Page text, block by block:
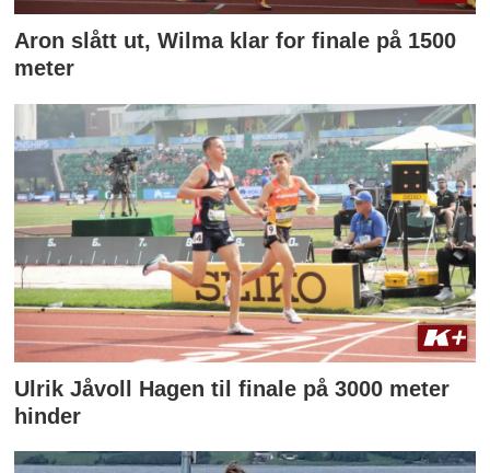
Aron slått ut, Wilma klar for finale på 1500
meter
Ulrik Jåvoll Hagen til finale på 3000 meter
hinder